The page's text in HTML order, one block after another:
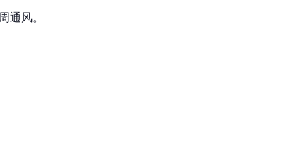
通风。